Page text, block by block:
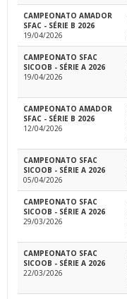
CAMPEONATO AMADOR
SFAC - SÉRIE B 2026
19/04/2026
CAMPEONATO SFAC
SICOOB - SÉRIE A 2026
19/04/2026
CAMPEONATO AMADOR
SFAC - SÉRIE B 2026
12/04/2026
CAMPEONATO SFAC
SICOOB - SÉRIE A 2026
05/04/2026
CAMPEONATO SFAC
SICOOB - SÉRIE A 2026
29/03/2026
CAMPEONATO SFAC
SICOOB - SÉRIE A 2026
22/03/2026